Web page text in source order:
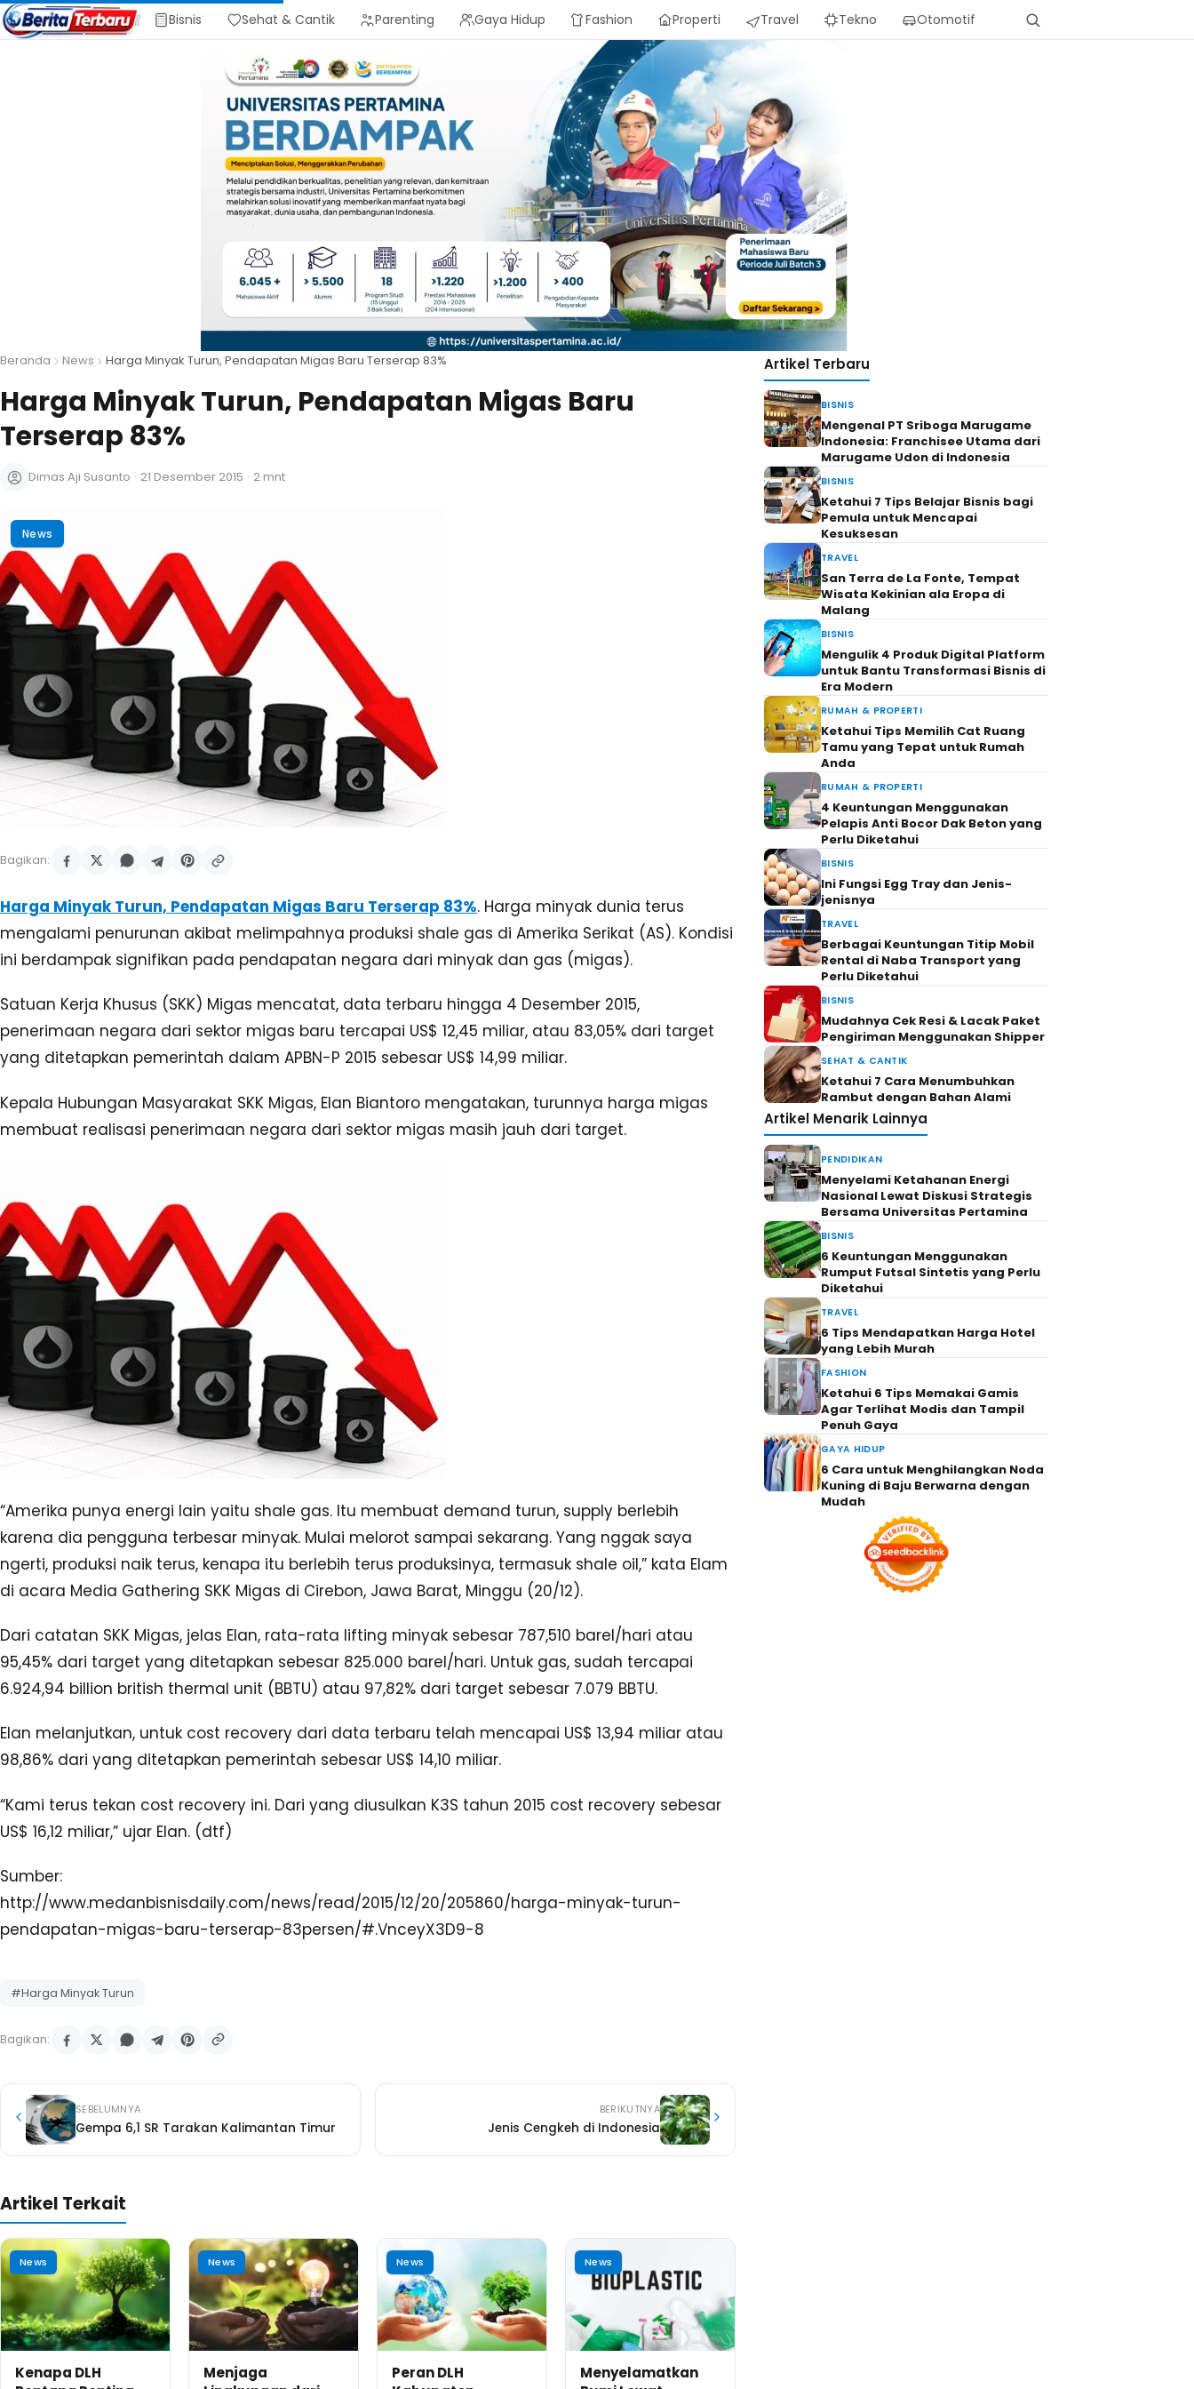
Bisnis Sehat & Cantik Parenting Gaya Hidup Fashion Properti Travel Tekno Otomotif
Beranda News Harga Minyak Turun, Pendapatan Migas Baru Terserap 83%
Harga Minyak Turun, Pendapatan Migas Baru
Terserap 83%
Dimas Aji Susanto · 21 Desember 2015 · 2 mnt
News
Bagikan:
Harga Minyak Turun, Pendapatan Migas Baru Terserap 83%. Harga minyak dunia terus
mengalami penurunan akibat melimpahnya produksi shale gas di Amerika Serikat (AS). Kondisi
ini berdampak signifikan pada pendapatan negara dari minyak dan gas (migas).
Satuan Kerja Khusus (SKK) Migas mencatat, data terbaru hingga 4 Desember 2015,
penerimaan negara dari sektor migas baru tercapai US$ 12,45 miliar, atau 83,05% dari target
yang ditetapkan pemerintah dalam APBN-P 2015 sebesar US$ 14,99 miliar.
Kepala Hubungan Masyarakat SKK Migas, Elan Biantoro mengatakan, turunnya harga migas
membuat realisasi penerimaan negara dari sektor migas masih jauh dari target.
“Amerika punya energi lain yaitu shale gas. Itu membuat demand turun, supply berlebih
karena dia pengguna terbesar minyak. Mulai melorot sampai sekarang. Yang nggak saya
ngerti, produksi naik terus, kenapa itu berlebih terus produksinya, termasuk shale oil,” kata Elam
di acara Media Gathering SKK Migas di Cirebon, Jawa Barat, Minggu (20/12).
Dari catatan SKK Migas, jelas Elan, rata-rata lifting minyak sebesar 787,510 barel/hari atau
95,45% dari target yang ditetapkan sebesar 825.000 barel/hari. Untuk gas, sudah tercapai
6.924,94 billion british thermal unit (BBTU) atau 97,82% dari target sebesar 7.079 BBTU.
Elan melanjutkan, untuk cost recovery dari data terbaru telah mencapai US$ 13,94 miliar atau
98,86% dari yang ditetapkan pemerintah sebesar US$ 14,10 miliar.
“Kami terus tekan cost recovery ini. Dari yang diusulkan K3S tahun 2015 cost recovery sebesar
US$ 16,12 miliar,” ujar Elan. (dtf)
Sumber:
http://www.medanbisnisdaily.com/news/read/2015/12/20/205860/harga-minyak-turun-
pendapatan-migas-baru-terserap-83persen/#.VnceyX3D9-8
#Harga Minyak Turun
Bagikan:
SEBELUMNYA
Gempa 6,1 SR Tarakan Kalimantan Timur
BERIKUTNYA
Jenis Cengkeh di Indonesia
Artikel Terkait
News
Kenapa DLH
News
Menjaga
News
Peran DLH
News
Menyelamatkan
Artikel Terbaru
BISNIS
Mengenal PT Sriboga Marugame
Indonesia: Franchisee Utama dari
Marugame Udon di Indonesia
BISNIS
Ketahui 7 Tips Belajar Bisnis bagi
Pemula untuk Mencapai
Kesuksesan
TRAVEL
San Terra de La Fonte, Tempat
Wisata Kekinian ala Eropa di
Malang
BISNIS
Mengulik 4 Produk Digital Platform
untuk Bantu Transformasi Bisnis di
Era Modern
RUMAH & PROPERTI
Ketahui Tips Memilih Cat Ruang
Tamu yang Tepat untuk Rumah
Anda
RUMAH & PROPERTI
4 Keuntungan Menggunakan
Pelapis Anti Bocor Dak Beton yang
Perlu Diketahui
BISNIS
Ini Fungsi Egg Tray dan Jenis-
jenisnya
TRAVEL
Berbagai Keuntungan Titip Mobil
Rental di Naba Transport yang
Perlu Diketahui
BISNIS
Mudahnya Cek Resi & Lacak Paket
Pengiriman Menggunakan Shipper
SEHAT & CANTIK
Ketahui 7 Cara Menumbuhkan
Rambut dengan Bahan Alami
Artikel Menarik Lainnya
PENDIDIKAN
Menyelami Ketahanan Energi
Nasional Lewat Diskusi Strategis
Bersama Universitas Pertamina
BISNIS
6 Keuntungan Menggunakan
Rumput Futsal Sintetis yang Perlu
Diketahui
TRAVEL
6 Tips Mendapatkan Harga Hotel
yang Lebih Murah
FASHION
Ketahui 6 Tips Memakai Gamis
Agar Terlihat Modis dan Tampil
Penuh Gaya
GAYA HIDUP
6 Cara untuk Menghilangkan Noda
Kuning di Baju Berwarna dengan
Mudah